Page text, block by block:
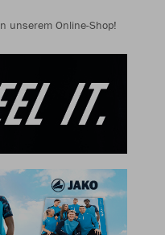
unserem Online-Shop!